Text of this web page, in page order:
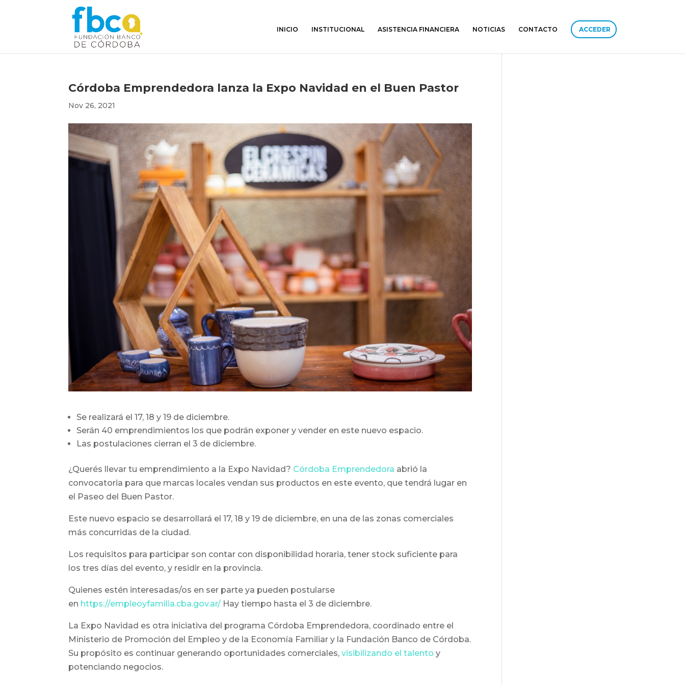
INICIO INSTITUCIONAL ASISTENCIA FINANCIERA NOTICIAS CONTACTO ACCEDER
Córdoba Emprendedora lanza la Expo Navidad en el Buen Pastor
Nov 26, 2021
Se realizará el 17, 18 y 19 de diciembre.
Serán 40 emprendimientos los que podrán exponer y vender en este nuevo espacio.
Las postulaciones cierran el 3 de diciembre.
¿Querés llevar tu emprendimiento a la Expo Navidad? Córdoba Emprendedora abrió la
convocatoria para que marcas locales vendan sus productos en este evento, que tendrá lugar en
el Paseo del Buen Pastor.
Este nuevo espacio se desarrollará el 17, 18 y 19 de diciembre, en una de las zonas comerciales
más concurridas de la ciudad.
Los requisitos para participar son contar con disponibilidad horaria, tener stock suficiente para
los tres días del evento, y residir en la provincia.
Quienes estén interesadas/os en ser parte ya pueden postularse
en https://empleoyfamilia.cba.gov.ar/ Hay tiempo hasta el 3 de diciembre.
La Expo Navidad es otra iniciativa del programa Córdoba Emprendedora, coordinado entre el
Ministerio de Promoción del Empleo y de la Economía Familiar y la Fundación Banco de Córdoba.
Su propósito es continuar generando oportunidades comerciales,visibilizando el talento y
potenciando negocios.